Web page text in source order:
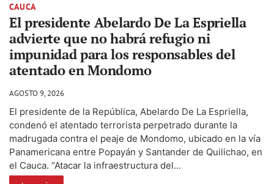
CAUCA
El presidente Abelardo De La Espriella
advierte que no habrá refugio ni
impunidad para los responsables del
atentado en Mondomo
AGOSTO 9, 2026
El presidente de la República, Abelardo De La Espriella,
condenó el atentado terrorista perpetrado durante la
madrugada contra el peaje de Mondomo, ubicado en la vía
Panamericana entre Popayán y Santander de Quilichao, en
el Cauca. “Atacar la infraestructura del...